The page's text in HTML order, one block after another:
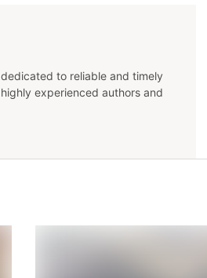
to reliable and timely
experienced authors and